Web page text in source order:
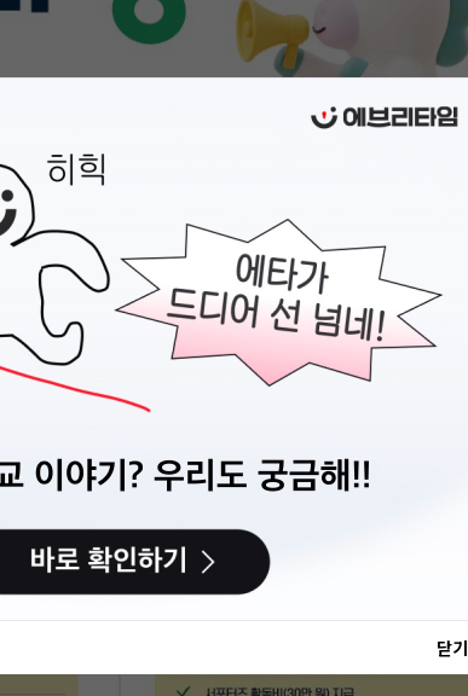
닫기